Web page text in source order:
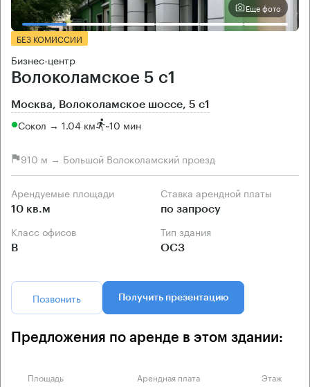
Еще фото
БЕЗ КОМИССИИ
Бизнес-центр
Волоколамское 5 с1
Москва, Волоколамское шоссе, 5 с1
Сокол → 1.04 км ~10 мин
910 м → Большой Волоколамский проезд
Арендуемые площади
10 кв.м
Ставка арендной платы
по запросу
Класс офисов
B
Тип здания
ОСЗ
Позвонить Получить презентацию
Предложения по аренде в этом здании:
Площадь Арендная плата Этаж